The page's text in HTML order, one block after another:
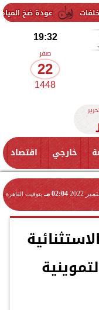
ضخ المياه تدريجيًا
19:32
صفر
22
1448
خارجي اقتصاد
02:04 مـ بتوقيت القاهرة